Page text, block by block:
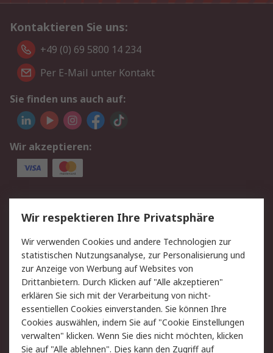
Kontaktieren Sie uns:
+49 (0) 69 5800 14 234
Per E-Mail unter Kontakt
Sie finden uns auch auf:
Wir akzeptieren:
Service
Value Added Services
Lieferlösungen
Rücksendungen
Kontakt
Hilfe
Privatkunden
Rechtliches
AGB
Datenschutz
Cookie-Richtlinie
Zahlungsbedingungen
Copyright/Impressum
Entsorgung
Wir respektieren Ihre Privatsphäre
Wir verwenden Cookies und andere Technologien zur
statistischen Nutzungsanalyse, zur Personalisierung und
zur Anzeige von Werbung auf Websites von
Drittanbietern. Durch Klicken auf "Alle akzeptieren"
erklären Sie sich mit der Verarbeitung von nicht-
essentiellen Cookies einverstanden. Sie können Ihre
Cookies auswählen, indem Sie auf "Cookie Einstellungen
verwalten" klicken. Wenn Sie dies nicht möchten, klicken
Sie auf "Alle ablehnen". Dies kann den Zugriff auf